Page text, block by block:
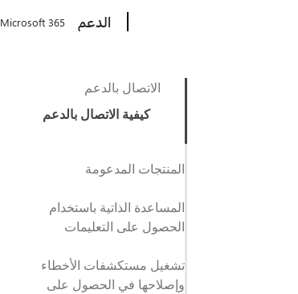
الدعم Microsoft 365
الاتصال بالدعم
كيفية الاتصال بالدعم
المنتجات المدعومة
المساعدة الذاتية باستخدام
الحصول على التعليمات
تشغيل مستكشفات الأخطاء
وإصلاحها في الحصول على